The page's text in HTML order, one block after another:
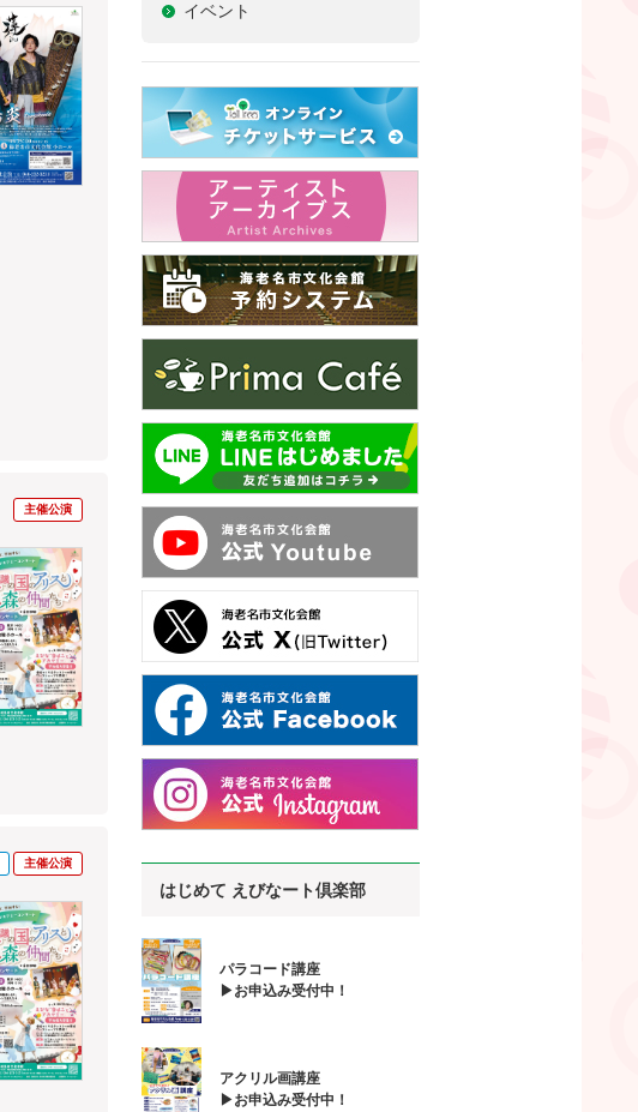
主催公演
主催公演
イベント
はじめて えびなート倶楽部
パラコード講座
▶お申込み受付中！
アクリル画講座
▶お申込み受付中！